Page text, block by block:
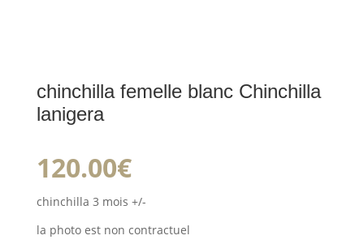
chinchilla femelle blanc Chinchilla
lanigera
120.00€
chinchilla 3 mois +/-
la photo est non contractuel